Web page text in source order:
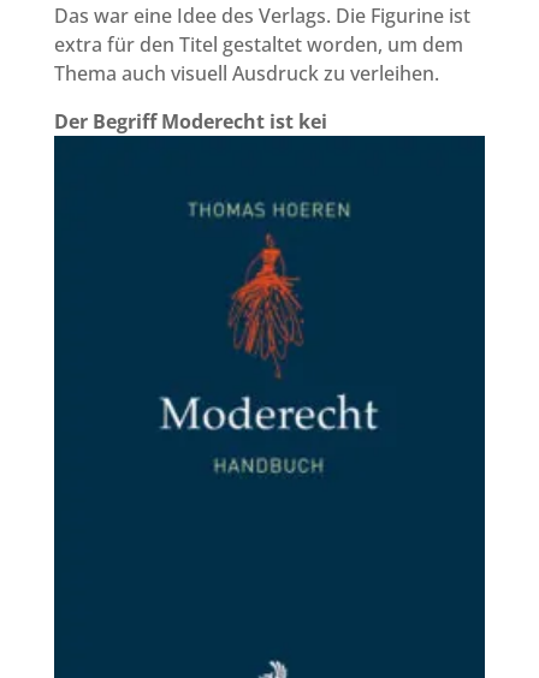
Das war eine Idee des Verlags. Die Figurine ist
extra für den Titel gestaltet worden, um dem
Thema auch visuell Ausdruck zu verleihen.
Der Begriff Moderecht ist kei